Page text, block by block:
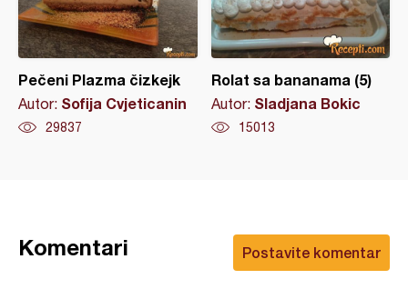
Pečeni Plazma čizkejk
Autor: Sofija Cvjeticanin
29837
Rolat sa bananama (5)
Autor: Sladjana Bokic
15013
Postavite komentar
Komentari